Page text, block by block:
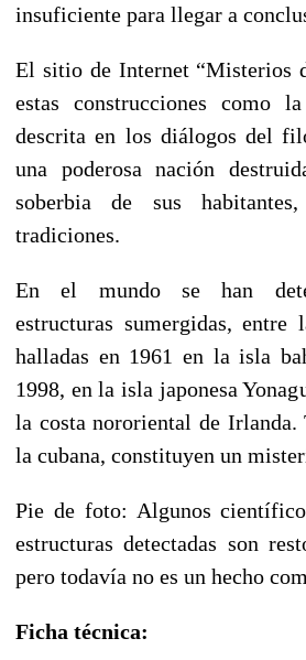
insuficiente para llegar a
El sitio de Internet “Misterios
estas construcciones como
descrita en los diálogos del
una poderosa nación
soberbia de sus
tradiciones.
En el mundo se han
estructuras sumergidas, entre
halladas en 1961 en la isla
1998, en la isla japonesa
la costa nororiental de Irlanda.
la cubana, constituyen un
Pie de foto: Algunos
estructuras detectadas son
pero todavía no es un hecho
Ficha técnica: